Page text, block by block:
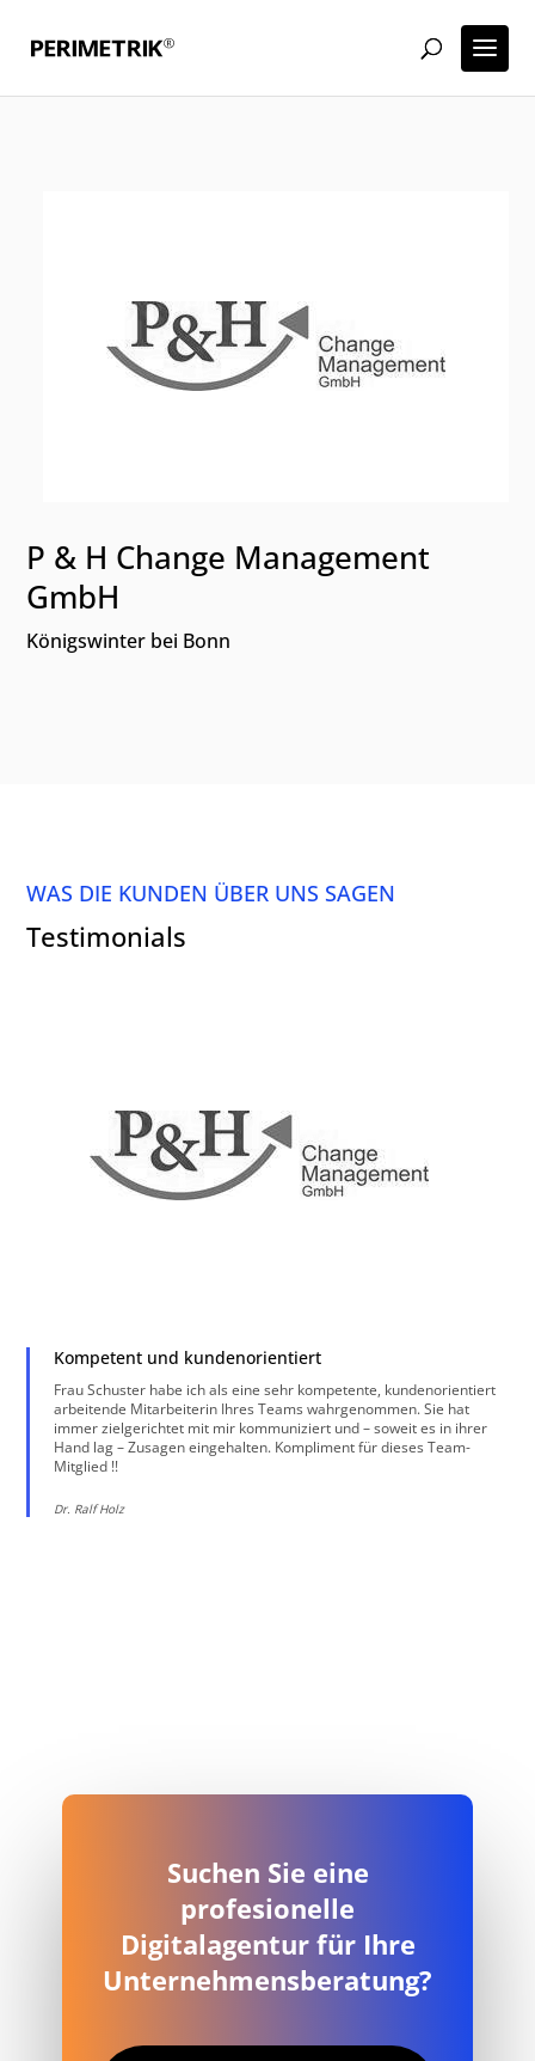
P & H Change Management
GmbH
Königswinter bei Bonn
WAS DIE KUNDEN ÜBER UNS SAGEN
Testimonials
Kompetent und kundenorientiert
Frau Schuster habe ich als eine sehr kompetente, kundenorientiert
arbeitende Mitarbeiterin Ihres Teams wahrgenommen. Sie hat
immer zielgerichtet mit mir kommuniziert und – soweit es in ihrer
Hand lag – Zusagen eingehalten. Kompliment für dieses Team-
Mitglied !!
Dr. Ralf Holz
Suchen Sie eine
profesionelle
Digitalagentur für Ihre
Unternehmensberatung?